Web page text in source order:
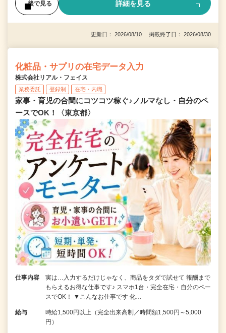
後で見る 詳細を見る
更新日： 2026/08/10 掲載終了日： 2026/08/30
化粧品・サプリの在宅データ入力
株式会社リアル・フェイス
業務委託 登録制 在宅・内職
家事・育児の合間にコツコツ稼ぐ♪ノルマなし・自分のペ
ースでOK！〈東京都〉
仕事内容
実は…入力するだけじゃなく、商品をタダで試せて 報酬まで
もらえるお得な仕事です♪ スマホ1台・完全在宅・自分のペー
スでOK！ ▼こんなお仕事です 化…
給与
時給1,500円以上（完全出来高制／時間額1,500円～5,000
円）